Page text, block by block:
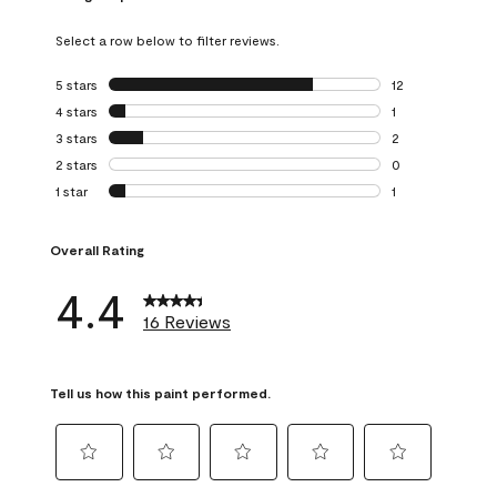
Select a row below to filter reviews.
5 stars stars
12
12 reviews with
4 stars stars
1
1 review with 4
3 stars stars
2
2 reviews with 3
2 stars stars
0
0 reviews with 2
1 star stars
1
Overall Rating
4.4 16 Reviews
Tell us how this paint performed.